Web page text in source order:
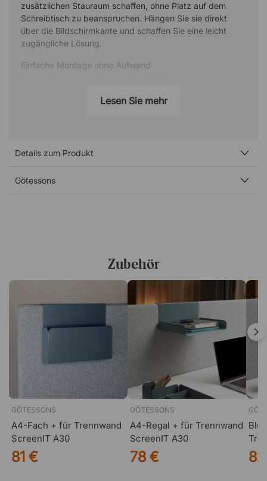
zusätzlichen Stauraum schaffen, ohne Platz auf dem
Schreibtisch zu beanspruchen. Hängen Sie sie direkt
über die Bildschirmkante und schaffen Sie eine leicht
zugängliche Lösung.
Einfache Montage ohne Aufwand
wenn Sie schnell etwas am Arbeitsplatz verändern
Neben Stiften kann die Box auch für andere Dinge
die Sie griffbereit haben möchten – wie Schlüssel oder
Lesen Sie mehr
Details zum Produkt
Götessons
Zubehör
GÖTESSONS
A4-Fach + für Trennwand
ScreenIT A30
81 €
GÖTESSONS
A4-Regal + für Trennwand
ScreenIT A30
78 €